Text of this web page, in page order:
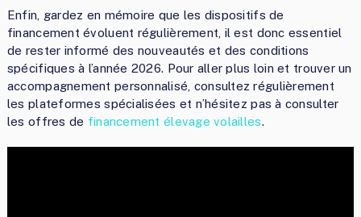
Enfin, gardez en mémoire que les dispositifs de
financement évoluent régulièrement, il est donc essentiel
de rester informé des nouveautés et des conditions
spécifiques à l’année 2026. Pour aller plus loin et trouver un
accompagnement personnalisé, consultez régulièrement
les plateformes spécialisées et n’hésitez pas à consulter
les offres de financement élevage volailles.